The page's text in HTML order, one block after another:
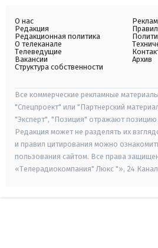
О нас
Редакция
Редакционная политика
О телеканале
Телеведущие
Вакансии
Структура собственности
Архив
Все коммерческие рекламные
"Спецпроект" или "Партнерский
"Эксперт", "Позиция" отражают позицию
Редакция может не разделять их
и правил цитирования можно
пользования сайтом. Все права
«Телерадиокомпания" Люкс "», 24